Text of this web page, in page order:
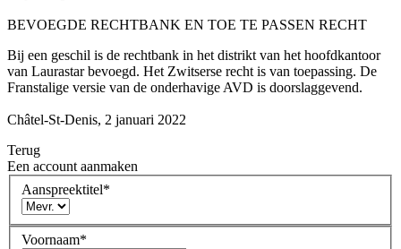
BEVOEGDE RECHTBANK EN TOE TE PASSEN RECHT
Bij een geschil is de rechtbank in het distrikt van het hoofdkantoor
van Laurastar bevoegd. Het Zwitserse recht is van toepassing. De
Franstalige versie van de onderhavige AVD is doorslaggevend.
Châtel-St-Denis, 2 januari 2022
Terug
Een account aanmaken
Aanspreektitel*
Voornaam*